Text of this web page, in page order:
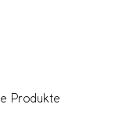
Produkte